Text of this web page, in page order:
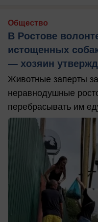
Общество
В Ростове
истощенных
— хозяин
Животные заперты
неравнодушные
перебрасывать им